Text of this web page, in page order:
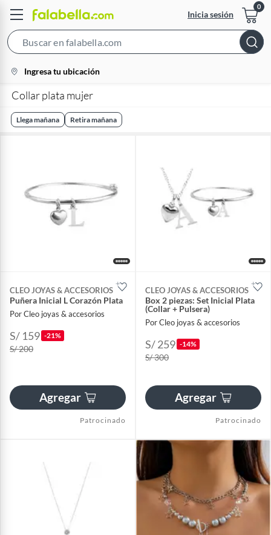
Inicia sesión
Bar
location-
icon
Ingresa tu ubicación
Collar plata mujer
Llega mañana Retira mañana
CLEO JOYAS & ACCESORIOS
Puñera Inicial L Corazón Plata
Por Cleo joyas & accesorios
S/ 159 -21%
S/ 200
Agregar
Patrocinado
CLEO JOYAS & ACCESORIOS
Box 2 piezas: Set Inicial Plata
(Collar + Pulsera)
Por Cleo joyas & accesorios
S/ 259 -14%
S/ 300
Agregar
Patrocinado